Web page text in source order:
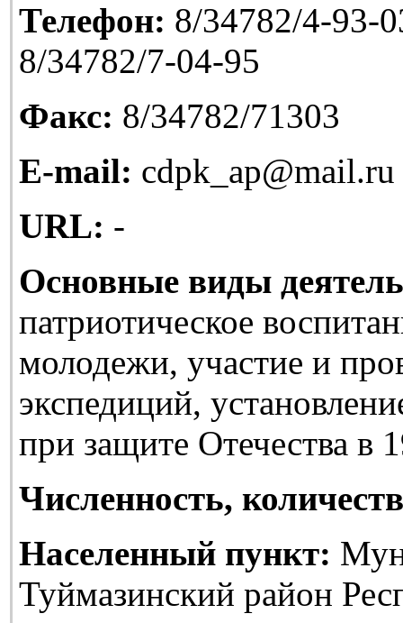
Телефон: 8/34782/4-93-
8/34782/7-04-95
Факс: 8/34782/71303
E-mail: cdpk_ap@mail.ru
URL: -
Основные виды
патриотическое
молодежи, участие и
экспедиций,
при защите Отечества в
Численность,
Населенный пункт:
Туймазинский район